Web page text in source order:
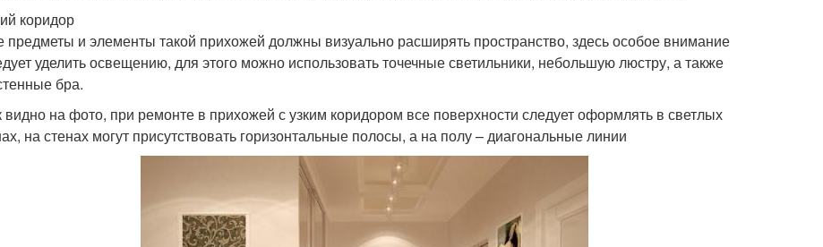
коридор
предметы и элементы такой прихожей должны визуально расширять пространство, здесь особое внимание
уделить освещению, для этого можно использовать точечные светильники, небольшую люстру, а также
бра.
видно на фото, при ремонте в прихожей с узким коридором все поверхности следует оформлять в светлых
на стенах могут присутствовать горизонтальные полосы, а на полу – диагональные линии